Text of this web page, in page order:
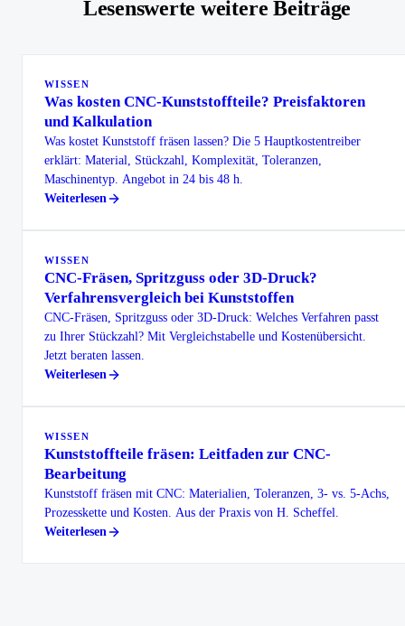
Lesenswerte weitere Beiträge
WISSEN
Was kosten CNC-Kunststoffteile? Preisfaktoren
und Kalkulation
Was kostet Kunststoff fräsen lassen? Die 5 Hauptkostentreiber
erklärt: Material, Stückzahl, Komplexität, Toleranzen,
Maschinentyp. Angebot in 24 bis 48 h.
Weiterlesen
WISSEN
CNC-Fräsen, Spritzguss oder 3D-Druck?
Verfahrensvergleich bei Kunststoffen
CNC-Fräsen, Spritzguss oder 3D-Druck: Welches Verfahren passt
zu Ihrer Stückzahl? Mit Vergleichstabelle und Kostenübersicht.
Jetzt beraten lassen.
Weiterlesen
WISSEN
Kunststoffteile fräsen: Leitfaden zur CNC-
Bearbeitung
Kunststoff fräsen mit CNC: Materialien, Toleranzen, 3- vs. 5-Achs,
Prozesskette und Kosten. Aus der Praxis von H. Scheffel.
Weiterlesen